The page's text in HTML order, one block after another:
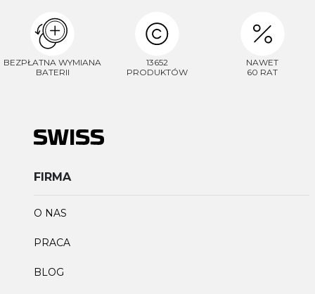
BEZPŁATNA WYMIANA
BATERII
13652
PRODUKTÓW
NAWET
60 RAT
FIRMA
O NAS
PRACA
BLOG